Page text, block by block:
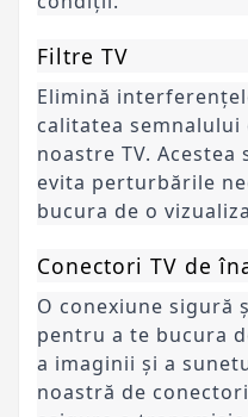
Filtre TV
Elimină
calitatea
noastre TV.
evita perturbările
bucura de o
Conectori TV de
O conexiune sigură
pentru a te bucura
a imaginii și a
noastră de